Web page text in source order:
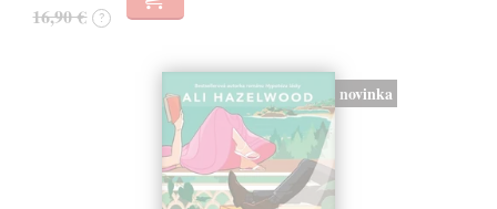
16,90 € ?
novinka